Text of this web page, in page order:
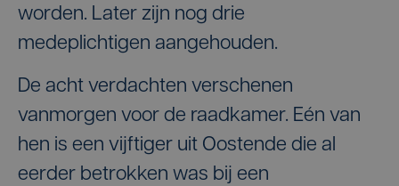
worden. Later zijn nog drie
medeplichtigen aangehouden.
De acht verdachten verschenen
vanmorgen voor de raadkamer. Eén van
hen is een vijftiger uit Oostende die al
eerder betrokken was bij een